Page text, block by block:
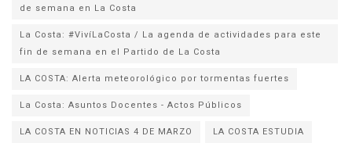
de semana en La Costa
La Costa: #VivíLaCosta / La agenda de actividades para este
fin de semana en el Partido de La Costa
LA COSTA: Alerta meteorológico por tormentas fuertes
La Costa: Asuntos Docentes - Actos Públicos
LA COSTA EN NOTICIAS 4 DE MARZO
LA COSTA ESTUDIA